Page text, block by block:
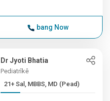
bang Now
Dr Jyoti Bhatia
Pediatrîkê
21+ Sal, MBBS, MD (Pead)